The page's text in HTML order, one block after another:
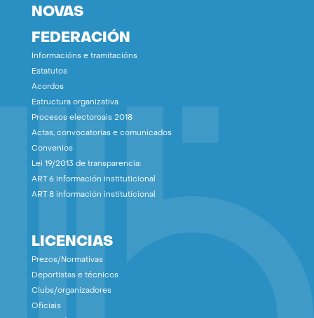
NOVAS
FEDERACIÓN
Informacións e tramitacións
Estatutos
Acordos
Estructura organizativa
Procesos electoroais 2018
Actas, convocatorias e comunicados
Convenios
Lei 19/2013 de transparencia:
ART 6 información instituticional
ART 8 información instituticional
LICENCIAS
Prezos/Normativas
Deportistas e técnicos
Clubs/organizadores
Oficiais